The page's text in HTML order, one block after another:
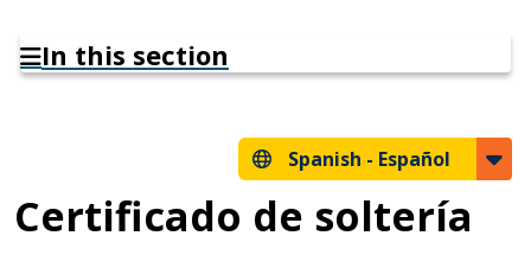
In this section
Spanish - Español
Certificado de soltería